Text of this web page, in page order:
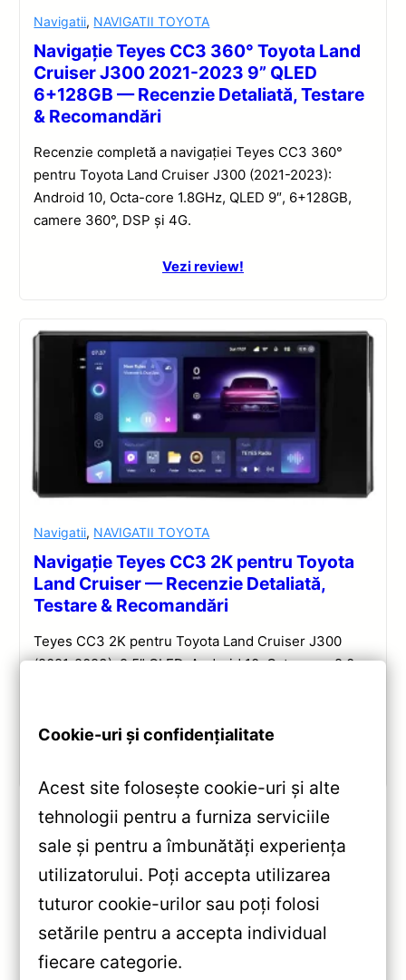
Navigatii, NAVIGATII TOYOTA
Navigație Teyes CC3 360° Toyota Land
Cruiser J300 2021-2023 9” QLED
6+128GB — Recenzie Detaliată, Testare
& Recomandări
Recenzie completă a navigației Teyes CC3 360°
pentru Toyota Land Cruiser J300 (2021-2023):
Android 10, Octa-core 1.8GHz, QLED 9″, 6+128GB,
camere 360°, DSP și 4G.
Vezi review!
Navigatii, NAVIGATII TOYOTA
Navigație Teyes CC3 2K pentru Toyota
Land Cruiser — Recenzie Detaliată,
Testare & Recomandări
Teyes CC3 2K pentru Toyota Land Cruiser J300
(2021-2023): 9.5” QLED, Android 10, Octa-core 2.0
«Cablu Plug&Play Teyes +
Canbus dedicat Honda CRV
CR-V 5 RT RW 2017-2022 —
Caracteristici, Păreri & Preț
Navigatie Auto Teyes CC3L
Cookie-uri și confidențialitate
Acest site folosește cookie-uri și alte
tehnologii pentru a furniza serviciile
sale și pentru a îmbunătăți experiența
utilizatorului. Poți accepta utilizarea
tuturor cookie-urilor sau poți folosi
setările pentru a accepta individual
fiecare categorie.